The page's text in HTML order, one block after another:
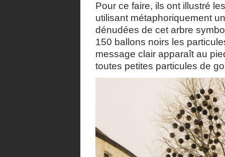
Pour ce faire, ils ont illustré
utilisant métaphoriquement
dénudées de cet arbre
150 ballons noirs les
message clair apparaît au
toutes petites particules de